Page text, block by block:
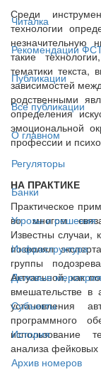
Читалка
Рекомендации
Публикации
Все публикации
О главном
Регуляторы
Банки
Угрозы и решения
Инфраструктура
Деловые
Субъекты
История
Архив номеров
Среди
технологии
такие
тематики текста,
зависимостей
родственными
определения
эмоциональной
профессии и
НА ПРАКТИКЕ
Практическое
во многом
Известны случаи,
позволял
группы
Актуальной, как
вмешательстве в
установления
программного
использование
анализа фейковых